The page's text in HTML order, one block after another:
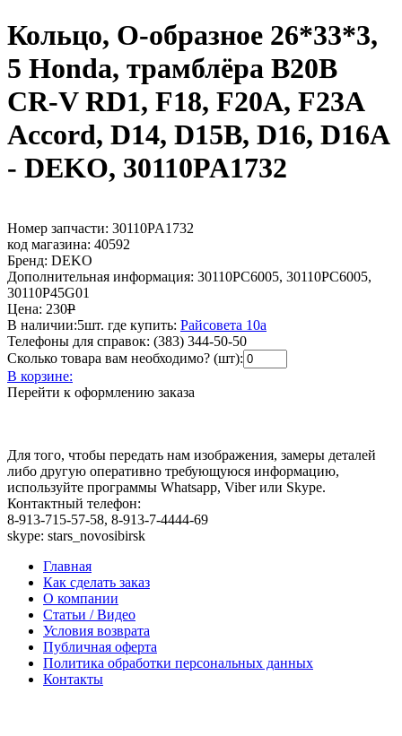
Кольцо, О-образное 26*33*3,
5 Honda, трамблёра B20B
CR-V RD1, F18, F20A, F23A
Accord, D14, D15B, D16, D16A
- DEKO, 30110PA1732
Номер запчасти: 30110PA1732
код магазина: 40592
Бренд: DEKO
Дополнительная информация: 30110PC6005, 30110PC6005,
30110P45G01
Цена: 230Р
В наличии:5шт. где купить: Райсовета 10а
Телефоны для справок: (383) 344-50-50
Сколько товара вам необходимо? (шт):
В корзине:
Перейти к оформлению заказа
Для того, чтобы передать нам изображения, замеры деталей
либо другую оперативно требующуюся информацию,
используйте программы Whatsapp, Viber или Skype.
Контактный телефон:
8-913-715-57-58, 8-913-7-4444-69
skype: stars_novosibirsk
Главная
Как сделать заказ
О компании
Статьи / Видео
Условия возврата
Публичная оферта
Политика обработки персональных данных
Контакты